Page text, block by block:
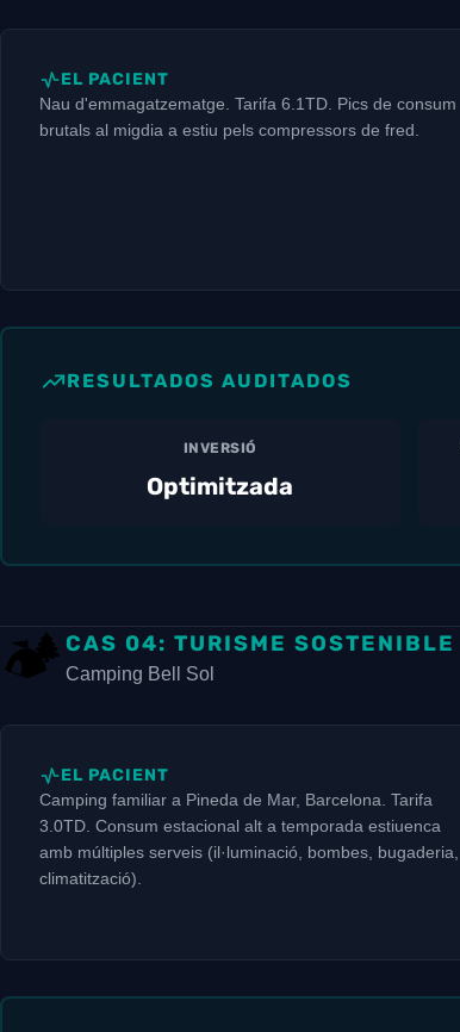
EL PACIENT
Nau d'emmagatzematge. Tarifa 6.1TD. Pics de consum
brutals al migdia a estiu pels compressors de fred.
RESULTADOS AUDITADOS
INVERSIÓ
Optimitzada
🏕️ CAS 04: TURISME SOSTENIBLE
Camping Bell Sol
EL PACIENT
Camping familiar a Pineda de Mar, Barcelona. Tarifa
3.0TD. Consum estacional alt a temporada estiuenca
amb múltiples serveis (il·luminació, bombes, bugaderia,
climatització).